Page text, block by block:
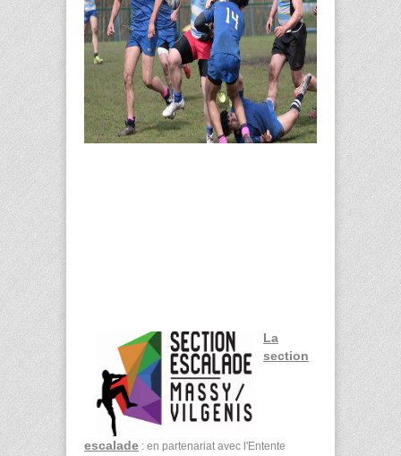
La
section
escalade : en partenariat avec l'Entente